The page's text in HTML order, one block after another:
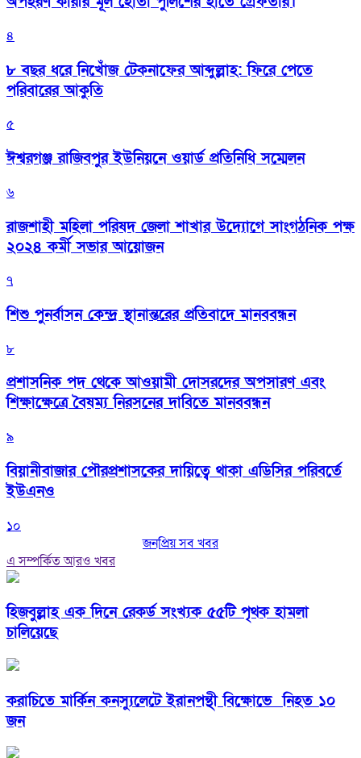
৪
৮ বছর ধরে নিখোঁজ টেকনাফের আব্দুল্লাহ: ফিরে পেতে
পরিবারের আকুতি
৫
ঈশ্বরগঞ্জ রাজিবপুর ইউনিয়নে ওয়ার্ড প্রতিনিধি সম্মেলন
৬
রাজশাহী মহিলা পরিষদ জেলা শাখার উদ্যোগে সাংগঠনিক পক্ষ
২০২৪ কর্মী সভার আয়োজন
৭
শিশু পুনর্বাসন কেন্দ্র স্থানান্তরের প্রতিবাদে মানববন্ধন
৮
প্রশাসনিক পদ থেকে আওয়ামী দোসরদের অপসারণ এবং
শিক্ষাক্ষেত্রে বৈষম্য নিরসনের দাবিতে মানববন্ধন
৯
বিয়ানীবাজার পৌরপ্রশাসকের দায়িত্বে থাকা এডিসির পরিবর্তে
ইউএনও
১০
জনপ্রিয় সব খবর
এ সম্পর্কিত আরও খবর
হিজবুল্লাহ এক দিনে রেকর্ড সংখ্যক ৫৫টি পৃথক হামলা
চালিয়েছে
করাচিতে মার্কিন কনস্যুলেটে ইরানপন্থী বিক্ষোভে নিহত ১০
জন